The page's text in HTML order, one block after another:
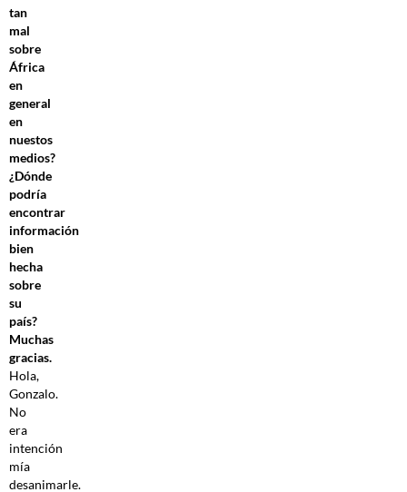
tan
mal
sobre
África
en
general
en
nuestos
medios?
¿Dónde
podría
encontrar
información
bien
hecha
sobre
su
país?
Muchas
gracias.
Hola,
Gonzalo.
No
era
intención
mía
desanimarle.